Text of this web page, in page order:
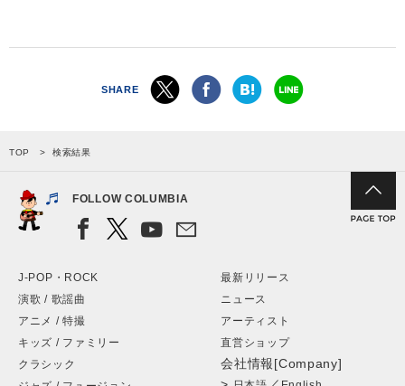
SHARE
TOP 検索結果
FOLLOW COLUMBIA
J-POP・ROCK
演歌 / 歌謡曲
アニメ / 特撮
キッズ / ファミリー
クラシック
最新リリース
ニュース
アーティスト
直営ショップ
会社情報[Company]